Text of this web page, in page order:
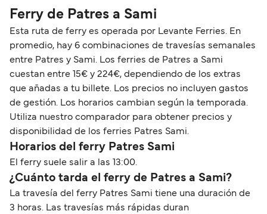
Ferry de Patres a Sami
Esta ruta de ferry es operada por Levante Ferries. En
promedio, hay 6 combinaciones de travesías semanales
entre Patres y Sami. Los ferries de Patres a Sami
cuestan entre 15€ y 224€, dependiendo de los extras
que añadas a tu billete. Los precios no incluyen gastos
de gestión. Los horarios cambian según la temporada.
Utiliza nuestro comparador para obtener precios y
disponibilidad de los ferries Patres Sami.
Horarios del ferry Patres Sami
El ferry suele salir a las 13:00.
¿Cuánto tarda el ferry de Patres a Sami?
La travesía del ferry Patres Sami tiene una duración de
3 horas. Las travesías más rápidas duran